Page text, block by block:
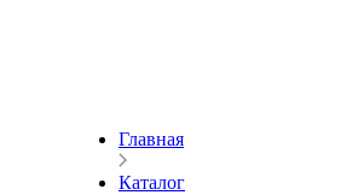
Главная
Каталог